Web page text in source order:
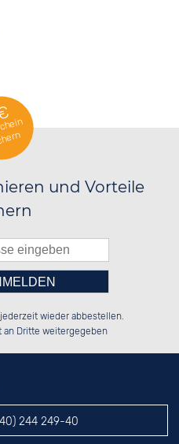
und Vorteile
Bitte tragen Sie die Zahl in
das nebenstehende Feld ein.
wieder abbestellen.
an Dritte weitergegeben
244 249-40